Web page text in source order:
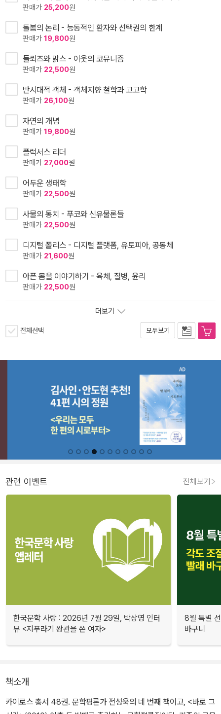
판매가 25,200원
돌봄의 논리 - 능동적인 환자와 선택권의 한계
판매가 19,800원
들뢰즈와 맑스 - 이웃의 코뮤니즘
판매가 22,500원
반시대적 객체 - 객체지향 철학과 고고학
판매가 26,100원
자연의 개념
판매가 19,800원
플럭서스 리더
판매가 27,000원
어두운 생태학
판매가 22,500원
사물의 통치 - 푸코와 신유물론들
판매가 22,500원
디지털 폴리스 - 디지털 플랫폼, 유토피아, 공동체
판매가 21,600원
아픈 몸을 이야기하기 - 육체, 질병, 윤리
판매가 22,500원
더보기
전체선택 모두보기
관련 이벤트 전체보기
한국문학 사랑 : 2026년 7월 29일, 박상영 인터
뷰 <지푸라기 왕관을 쓴 여자>
8월 특별
바구니
책소개
카이로스 총서 48권. 문학평론가 전성욱의 네 번째 책이고, <바로 그